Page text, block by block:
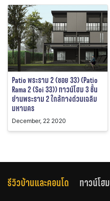
Patio พระราม 2 (ซอย 33) (Patio
Rama 2 (Soi 33)) ทาวน์โฮม 3 ชั้น
ย่านพระราม 2 ใกล้ทางด่วนเฉลิม
มหานคร
December, 22 2020
รีวิวบ้านและคอนโด ทาวน์โฮม